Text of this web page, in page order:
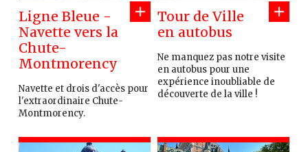
Ligne Bleue -
Navette vers la
Chute-
Montmorency
Navette et drois d'accès pour
l'extraordinaire Chute-
Montmorency.
Tour de Ville
en autobus
Ne manquez pas notre visite
en autobus pour une
expérience inoubliable de
découverte de la ville !